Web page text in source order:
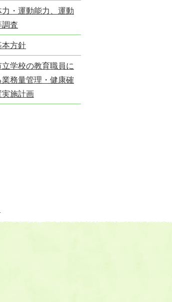
・運動能力、運動
調査
方針
学校の教育職員に
務量管理・健康確
施計画